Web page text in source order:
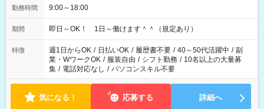
勤務時間 9:00～18:00
期間 即日～OK！ 1日～働けます＾＾（規定あり）
特徴 週1日からOK / 日払いOK / 履歴書不要 / 40～50代活躍中 / 副
業・WワークOK / 服装自由 / シフト勤務 / 10名以上の大量募
集 / 電話対応なし / パソコンスキル不要
気になる！ 応募する 詳細へ